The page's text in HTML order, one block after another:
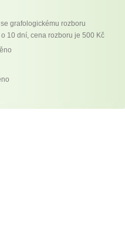
grafologickému rozboru
10 dní, cena rozboru je 500 Kč